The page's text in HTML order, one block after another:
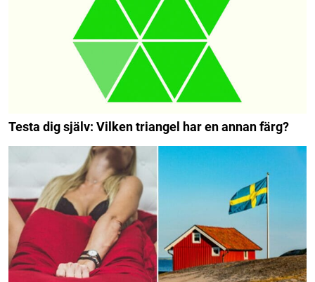
Testa dig själv: Vilken triangel har en annan färg?